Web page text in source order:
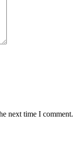
next time I comment.